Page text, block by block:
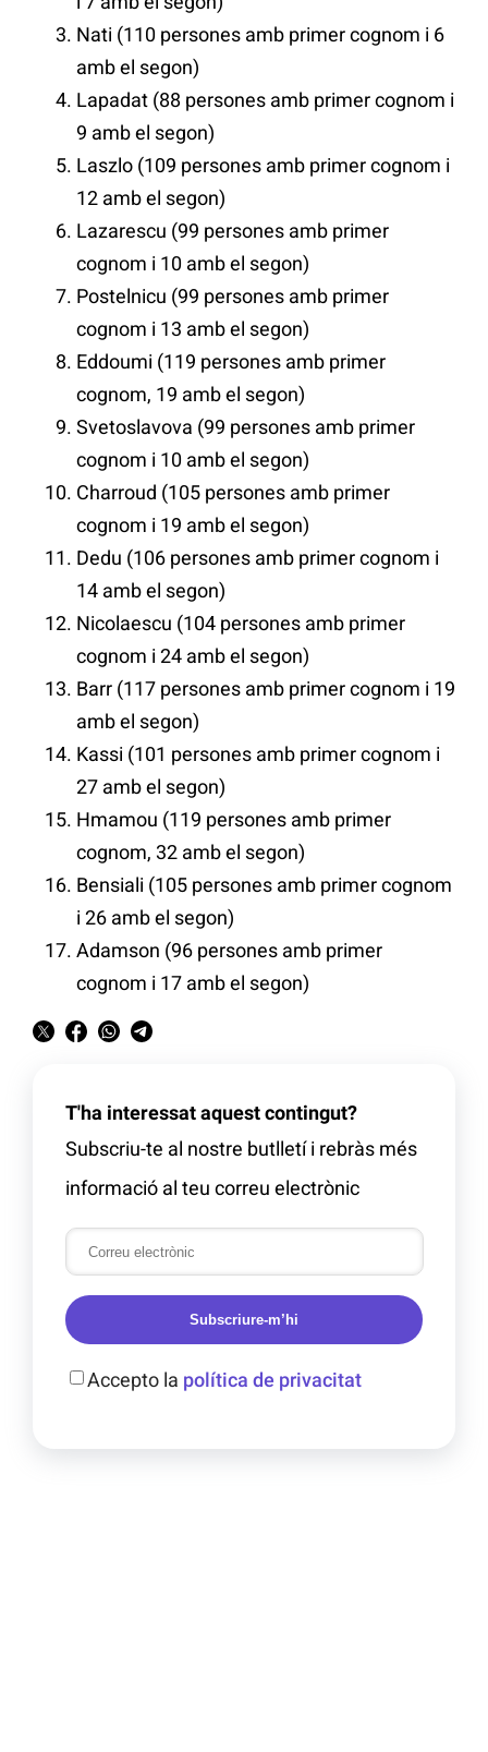
Nati (110 persones amb primer cognom i 6
amb el segon)
Lapadat (88 persones amb primer cognom i
9 amb el segon)
Laszlo (109 persones amb primer cognom i
12 amb el segon)
Lazarescu (99 persones amb primer
cognom i 10 amb el segon)
Postelnicu (99 persones amb primer
cognom i 13 amb el segon)
Eddoumi (119 persones amb primer
cognom, 19 amb el segon)
Svetoslavova (99 persones amb primer
cognom i 10 amb el segon)
Charroud (105 persones amb primer
cognom i 19 amb el segon)
Dedu (106 persones amb primer cognom i
14 amb el segon)
Nicolaescu (104 persones amb primer
cognom i 24 amb el segon)
Barr (117 persones amb primer cognom i 19
amb el segon)
Kassi (101 persones amb primer cognom i
27 amb el segon)
Hmamou (119 persones amb primer
cognom, 32 amb el segon)
Bensiali (105 persones amb primer cognom
i 26 amb el segon)
Adamson (96 persones amb primer
cognom i 17 amb el segon)
T'ha interessat aquest contingut?
Subscriu-te al nostre butlletí i rebràs més
informació al teu correu electrònic
Subscriure-m’hi
Accepto la política de privacitat